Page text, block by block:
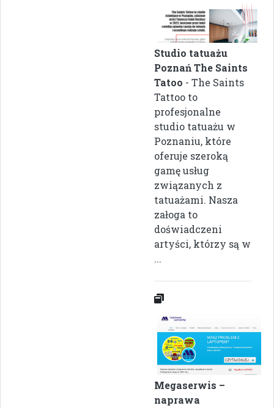
Studio tatuażu
Poznań The Saints
Tatoo - The Saints
Tattoo to
profesjonalne
studio tatuażu w
Poznaniu, które
oferuje szeroką
gamę usług
związanych z
tatuażami. Nasza
załoga to
doświadczeni
artyści, którzy są w
...
Megaserwis –
naprawa